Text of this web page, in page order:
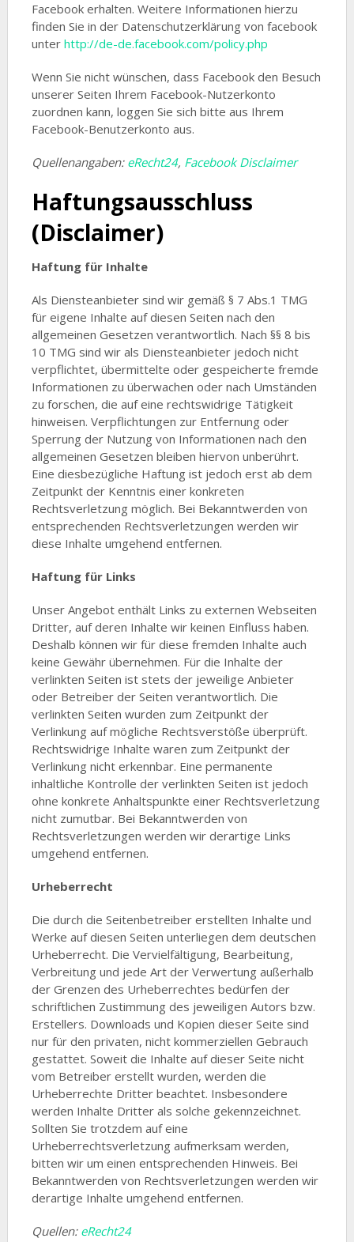
Facebook erhalten. Weitere Informationen hierzu
finden Sie in der Datenschutzerklärung von facebook
unter http://de-de.facebook.com/policy.php
Wenn Sie nicht wünschen, dass Facebook den Besuch
unserer Seiten Ihrem Facebook-Nutzerkonto
zuordnen kann, loggen Sie sich bitte aus Ihrem
Facebook-Benutzerkonto aus.
Quellenangaben: eRecht24, Facebook Disclaimer
Haftungsausschluss
(Disclaimer)
Haftung für Inhalte
Als Diensteanbieter sind wir gemäß § 7 Abs.1 TMG
für eigene Inhalte auf diesen Seiten nach den
allgemeinen Gesetzen verantwortlich. Nach §§ 8 bis
10 TMG sind wir als Diensteanbieter jedoch nicht
verpflichtet, übermittelte oder gespeicherte fremde
Informationen zu überwachen oder nach Umständen
zu forschen, die auf eine rechtswidrige Tätigkeit
hinweisen. Verpflichtungen zur Entfernung oder
Sperrung der Nutzung von Informationen nach den
allgemeinen Gesetzen bleiben hiervon unberührt.
Eine diesbezügliche Haftung ist jedoch erst ab dem
Zeitpunkt der Kenntnis einer konkreten
Rechtsverletzung möglich. Bei Bekanntwerden von
entsprechenden Rechtsverletzungen werden wir
diese Inhalte umgehend entfernen.
Haftung für Links
Unser Angebot enthält Links zu externen Webseiten
Dritter, auf deren Inhalte wir keinen Einfluss haben.
Deshalb können wir für diese fremden Inhalte auch
keine Gewähr übernehmen. Für die Inhalte der
verlinkten Seiten ist stets der jeweilige Anbieter
oder Betreiber der Seiten verantwortlich. Die
verlinkten Seiten wurden zum Zeitpunkt der
Verlinkung auf mögliche Rechtsverstöße überprüft.
Rechtswidrige Inhalte waren zum Zeitpunkt der
Verlinkung nicht erkennbar. Eine permanente
inhaltliche Kontrolle der verlinkten Seiten ist jedoch
ohne konkrete Anhaltspunkte einer Rechtsverletzung
nicht zumutbar. Bei Bekanntwerden von
Rechtsverletzungen werden wir derartige Links
umgehend entfernen.
Urheberrecht
Die durch die Seitenbetreiber erstellten Inhalte und
Werke auf diesen Seiten unterliegen dem deutschen
Urheberrecht. Die Vervielfältigung, Bearbeitung,
Verbreitung und jede Art der Verwertung außerhalb
der Grenzen des Urheberrechtes bedürfen der
schriftlichen Zustimmung des jeweiligen Autors bzw.
Erstellers. Downloads und Kopien dieser Seite sind
nur für den privaten, nicht kommerziellen Gebrauch
gestattet. Soweit die Inhalte auf dieser Seite nicht
vom Betreiber erstellt wurden, werden die
Urheberrechte Dritter beachtet. Insbesondere
werden Inhalte Dritter als solche gekennzeichnet.
Sollten Sie trotzdem auf eine
Urheberrechtsverletzung aufmerksam werden,
bitten wir um einen entsprechenden Hinweis. Bei
Bekanntwerden von Rechtsverletzungen werden wir
derartige Inhalte umgehend entfernen.
Quellen: eRecht24